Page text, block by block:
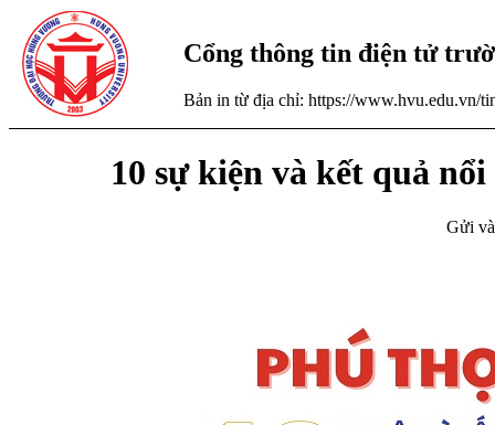
Cổng thông tin điện tử
Bản in từ địa chỉ: https://www.hvu.edu.vn/
10 sự kiện và kết quả
Gửi